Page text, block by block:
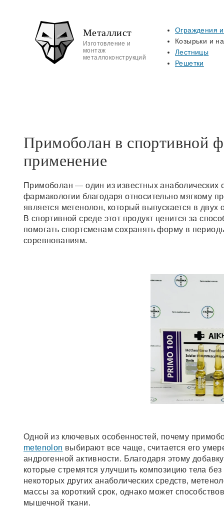
Металлист
Изготовление и
монтаж
металлоконструкций
Ограждения
Козырьки и
Лестницы
Решетки
Примоболан в спортивной
применение
Примоболан — один из известных анаболических
фармакологии благодаря относительно мягкому
является метенолон, который выпускается в
В спортивной среде этот продукт ценится за
помогать спортсменам сохранять форму в
соревнованиям.
Одной из ключевых особенностей, почему
metenolon выбирают все чаще, считается его
андрогенной активности. Благодаря этому
которые стремятся улучшить композицию тела
некоторых других анаболических средств,
массы за короткий срок, однако может
мышечной ткани.